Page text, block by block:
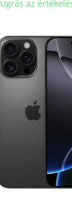
Ugrás az